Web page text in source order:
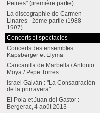
Peines" (première partie)
La discographie de Carmen
Linares - 2ème partie (1988 -
1997)
Concerts et spectacles
Concerts des ensembles
Kapsberger et Elyma
Cancanilla de Marbella / Antonio
Moya / Pepe Torres
Israel Galván : "La Consagración
de la primavera"
El Pola et Juan del Gastor :
Bergerac, 4 août 2013